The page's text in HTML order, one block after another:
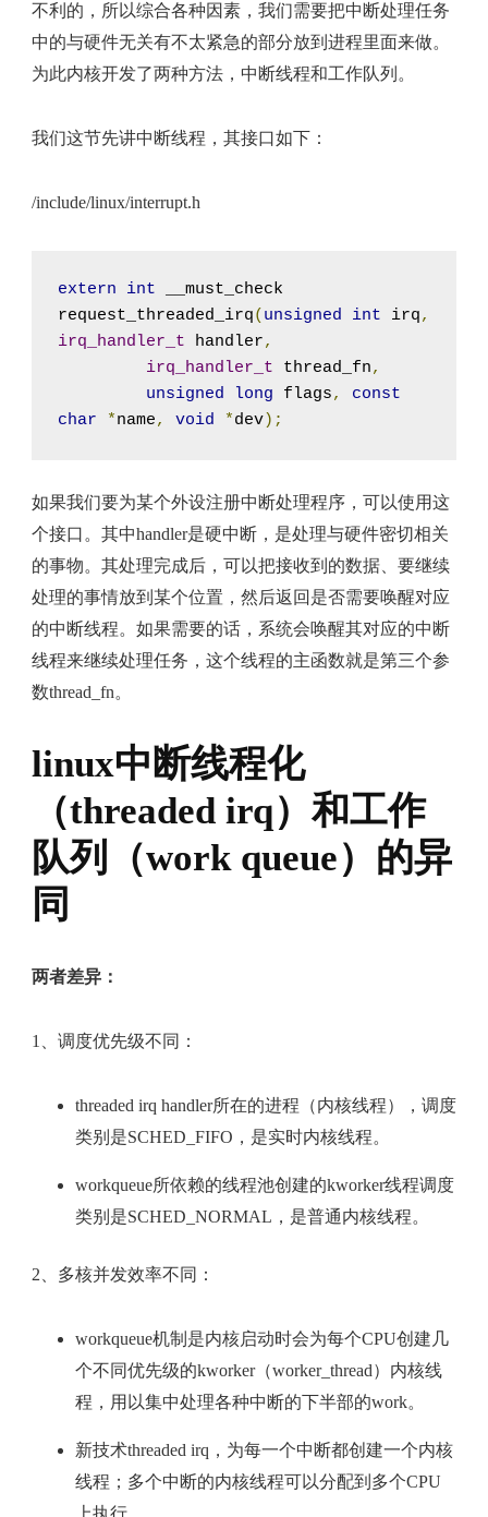
不利的，所以综合各种因素，我们需要把中断处理任务
中的与硬件无关有不太紧急的部分放到进程里面来做。
为此内核开发了两种方法，中断线程和工作队列。
我们这节先讲中断线程，其接口如下：
/include/linux/interrupt.h
extern int __must_check
request_threaded_irq( unsigned int irq,
irq_handler_t handler,
irq_handler_t thread_fn,
unsigned
long flags,
const
char
*name, void *dev);
如果我们要为某个外设注册中断处理程序，可以使用这
个接口。其中handler是硬中断，是处理与硬件密切相关
的事物。其处理完成后，可以把接收到的数据、要继续
处理的事情放到某个位置，然后返回是否需要唤醒对应
的中断线程。如果需要的话，系统会唤醒其对应的中断
线程来继续处理任务，这个线程的主函数就是第三个参
数thread_fn。
linux中断线程化
（threaded irq）和工作
队列（work queue）的异
同
两者差异：
1、调度优先级不同：
threaded irq handler所在的进程（内核线程），调度
类别是SCHED_FIFO，是实时内核线程。
workqueue所依赖的线程池创建的kworker线程调度
类别是SCHED_NORMAL，是普通内核线程。
2、多核并发效率不同：
workqueue机制是内核启动时会为每个CPU创建几
个不同优先级的kworker（worker_thread）内核线
程，用以集中处理各种中断的下半部的work。
新技术threaded irq，为每一个中断都创建一个内核
线程；多个中断的内核线程可以分配到多个CPU